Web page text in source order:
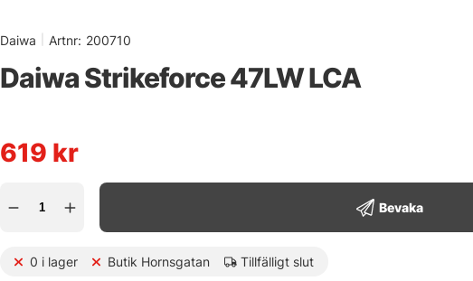
Daiwa Artnr: 200710
Daiwa Strikeforce 47LW LCA
619 kr
Bevaka
0 i lager Butik Hornsgatan Tillfälligt slut